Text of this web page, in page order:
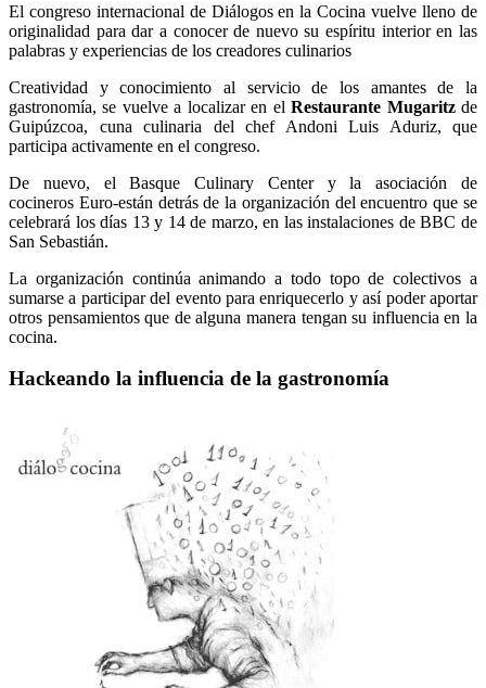
El congreso internacional de Diálogos en la Cocina vuelve lleno de
originalidad para dar a conocer de nuevo su espíritu interior en las
palabras y experiencias de los creadores culinarios
Creatividad y conocimiento al servicio de los amantes de la
gastronomía, se vuelve a localizar en elRestaurante Mugaritzde
Guipúzcoa, cuna culinaria del chef Andoni Luis Aduriz, que
participa activamente en el congreso.
De nuevo, el Basque Culinary Center y la asociación de
cocineros Euro-están detrás de la organización del encuentro que se
celebrará los días 13 y 14 de marzo, en las instalaciones de BBC de
San Sebastián.
La organización continúa animando a todo topo de colectivos a
sumarse a participar del evento para enriquecerlo y así poder aportar
otros pensamientos que de alguna manera tengan su influencia en la
cocina.
Hackeando la influencia de la gastronomía